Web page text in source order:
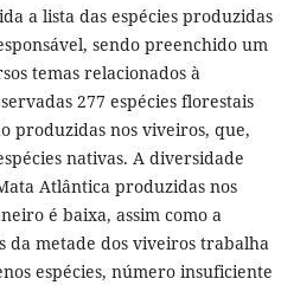
a lista das espécies produzidas
sendo preenchido um
temas relacionados à
277 espécies florestais
produzidas nos viveiros, que,
nativas. A diversidade
Atlântica produzidas nos
é baixa, assim como a
da metade dos viveiros trabalha
espécies, número insuficiente